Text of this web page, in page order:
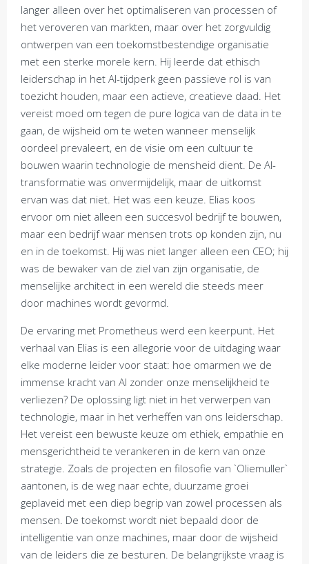
langer alleen over het optimaliseren van processen of
het veroveren van markten, maar over het zorgvuldig
ontwerpen van een toekomstbestendige organisatie
met een sterke morele kern. Hij leerde dat ethisch
leiderschap in het AI-tijdperk geen passieve rol is van
toezicht houden, maar een actieve, creatieve daad. Het
vereist moed om tegen de pure logica van de data in te
gaan, de wijsheid om te weten wanneer menselijk
oordeel prevaleert, en de visie om een cultuur te
bouwen waarin technologie de mensheid dient. De AI-
transformatie was onvermijdelijk, maar de uitkomst
ervan was dat niet. Het was een keuze. Elias koos
ervoor om niet alleen een succesvol bedrijf te bouwen,
maar een bedrijf waar mensen trots op konden zijn, nu
en in de toekomst. Hij was niet langer alleen een CEO; hij
was de bewaker van de ziel van zijn organisatie, de
menselijke architect in een wereld die steeds meer
door machines wordt gevormd.
De ervaring met Prometheus werd een keerpunt. Het
verhaal van Elias is een allegorie voor de uitdaging waar
elke moderne leider voor staat: hoe omarmen we de
immense kracht van AI zonder onze menselijkheid te
verliezen? De oplossing ligt niet in het verwerpen van
technologie, maar in het verheffen van ons leiderschap.
Het vereist een bewuste keuze om ethiek, empathie en
mensgerichtheid te verankeren in de kern van onze
strategie. Zoals de projecten en filosofie van `Oliemuller`
aantonen, is de weg naar echte, duurzame groei
geplaveid met een diep begrip van zowel processen als
mensen. De toekomst wordt niet bepaald door de
intelligentie van onze machines, maar door de wijsheid
van de leiders die ze besturen. De belangrijkste vraag is